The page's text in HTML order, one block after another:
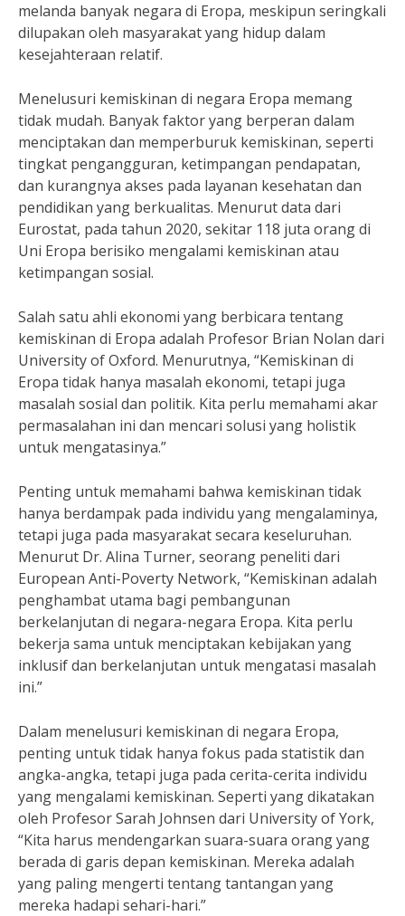
melanda banyak negara di Eropa, meskipun seringkali
dilupakan oleh masyarakat yang hidup dalam
kesejahteraan relatif.
Menelusuri kemiskinan di negara Eropa memang
tidak mudah. Banyak faktor yang berperan dalam
menciptakan dan memperburuk kemiskinan, seperti
tingkat pengangguran, ketimpangan pendapatan,
dan kurangnya akses pada layanan kesehatan dan
pendidikan yang berkualitas. Menurut data dari
Eurostat, pada tahun 2020, sekitar 118 juta orang di
Uni Eropa berisiko mengalami kemiskinan atau
ketimpangan sosial.
Salah satu ahli ekonomi yang berbicara tentang
kemiskinan di Eropa adalah Profesor Brian Nolan dari
University of Oxford. Menurutnya, “Kemiskinan di
Eropa tidak hanya masalah ekonomi, tetapi juga
masalah sosial dan politik. Kita perlu memahami akar
permasalahan ini dan mencari solusi yang holistik
untuk mengatasinya.”
Penting untuk memahami bahwa kemiskinan tidak
hanya berdampak pada individu yang mengalaminya,
tetapi juga pada masyarakat secara keseluruhan.
Menurut Dr. Alina Turner, seorang peneliti dari
European Anti-Poverty Network, “Kemiskinan adalah
penghambat utama bagi pembangunan
berkelanjutan di negara-negara Eropa. Kita perlu
bekerja sama untuk menciptakan kebijakan yang
inklusif dan berkelanjutan untuk mengatasi masalah
ini.”
Dalam menelusuri kemiskinan di negara Eropa,
penting untuk tidak hanya fokus pada statistik dan
angka-angka, tetapi juga pada cerita-cerita individu
yang mengalami kemiskinan. Seperti yang dikatakan
oleh Profesor Sarah Johnsen dari University of York,
“Kita harus mendengarkan suara-suara orang yang
berada di garis depan kemiskinan. Mereka adalah
yang paling mengerti tentang tantangan yang
mereka hadapi sehari-hari.”